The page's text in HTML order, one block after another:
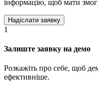
інформацію, щоб мати
1
Залиште заявку на демо
Розкажіть про себе, щоб
ефективніше.